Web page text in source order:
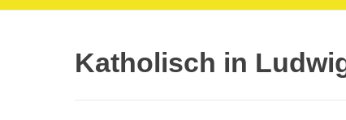
Katholisch in